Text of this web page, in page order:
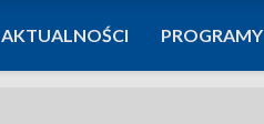
AKTUALNOŚCI PROGRAMY